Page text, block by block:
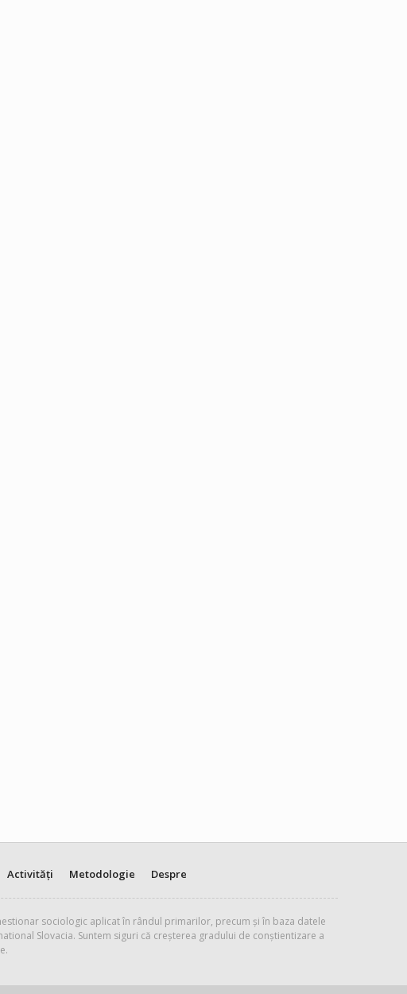
Activități Metodologie Despre
sociologic aplicat în rândul primarilor, precum și în baza datele
Slovacia. Suntem siguri că creșterea gradului de conștientizare a